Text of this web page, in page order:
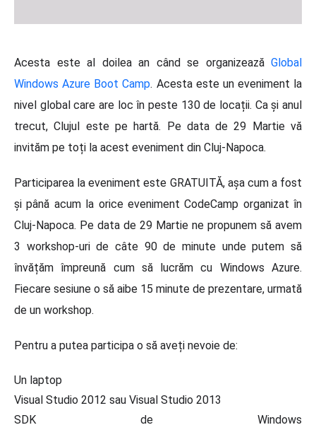
Acesta este al doilea an când se organizează Global
Windows Azure Boot Camp. Acesta este un eveniment la
nivel global care are loc în peste 130 de locații. Ca și anul
trecut, Clujul este pe hartă. Pe data de 29 Martie vă
invităm pe toți la acest eveniment din Cluj-Napoca.
Participarea la eveniment este GRATUITĂ, așa cum a fost
și până acum la orice eveniment CodeCamp organizat în
Cluj-Napoca. Pe data de 29 Martie ne propunem să avem
3 workshop-uri de câte 90 de minute unde putem să
învățăm împreună cum să lucrăm cu Windows Azure.
Fiecare sesiune o să aibe 15 minute de prezentare, urmată
de un workshop.
Pentru a putea participa o să aveți nevoie de:
Un laptop
Visual Studio 2012 sau Visual Studio 2013
SDK de Windows